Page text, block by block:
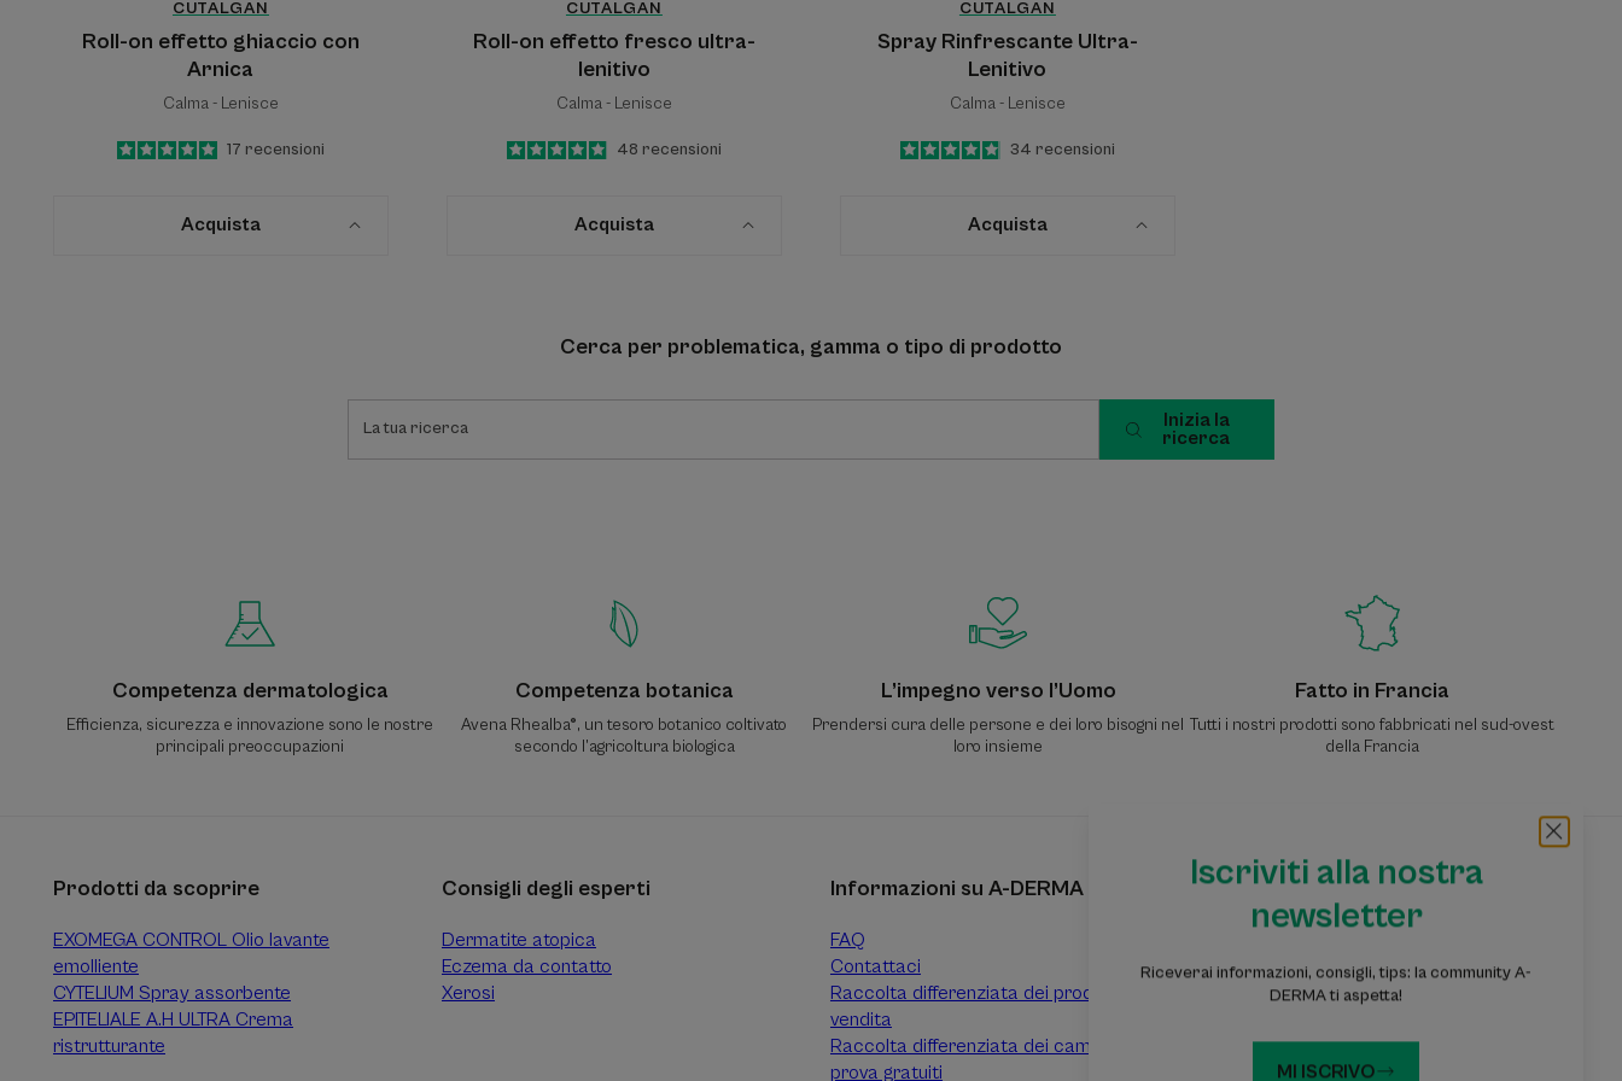
CUTALGAN
Roll-on effetto ghiaccio con
Arnica
Calma - Lenisce
5
/5
17 recensioni
Acquista
CUTALGAN
Roll-on effetto fresco ultra-
lenitivo
Calma - Lenisce
5
/5
48 recensioni
Acquista
CUTALGAN
Spray Rinfrescante Ultra-
Lenitivo
Calma - Lenisce
4.9
/
5
34 recensioni
Acquista
Cerca per problematica, gamma o tipo di prodotto
Inizia la
ricerca
Iscriviti alla nostra
newsletter
Riceverai informazioni, consigli, tips: la community A-
DERMA ti aspetta!
Competenza dermatologica
Efficienza, sicurezza e innovazione sono le nostre
principali preoccupazioni
Competenza botanica
Avena Rhealba®, un tesoro botanico coltivato
secondo l’agricoltura biologica
L’impegno verso l’Uomo
Prendersi cura delle persone e dei loro bisogni nel
loro insieme
Fatto in Francia
Tutti i nostri prodotti sono fabbricati nel sud-ovest
della Francia
Iscriviti alla nostra newsletter
Informazioni, consigli, suggerimenti: entra nella
Prodotti da scoprire
EXOMEGA CONTROL Olio lavante
emolliente
CYTELIUM Spray assorbente
EPITELIALE A.H ULTRA Crema
ristrutturante
Consigli degli esperti
Dermatite atopica
Eczema da contatto
Xerosi
Informazioni su A-DERMA
FAQ
Contattaci
Raccolta differenziata dei prodotti
vendita
Raccolta differenziata dei campioni
prova gratuiti